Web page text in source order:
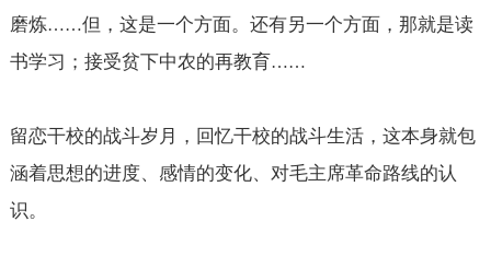
磨炼……但，这是一个方面。还有另一个方面，那就是读
书学习；接受贫下中农的再教育……
留恋干校的战斗岁月，回忆干校的战斗生活，这本身就包
涵着思想的进度、感情的变化、对毛主席革命路线的认
识。